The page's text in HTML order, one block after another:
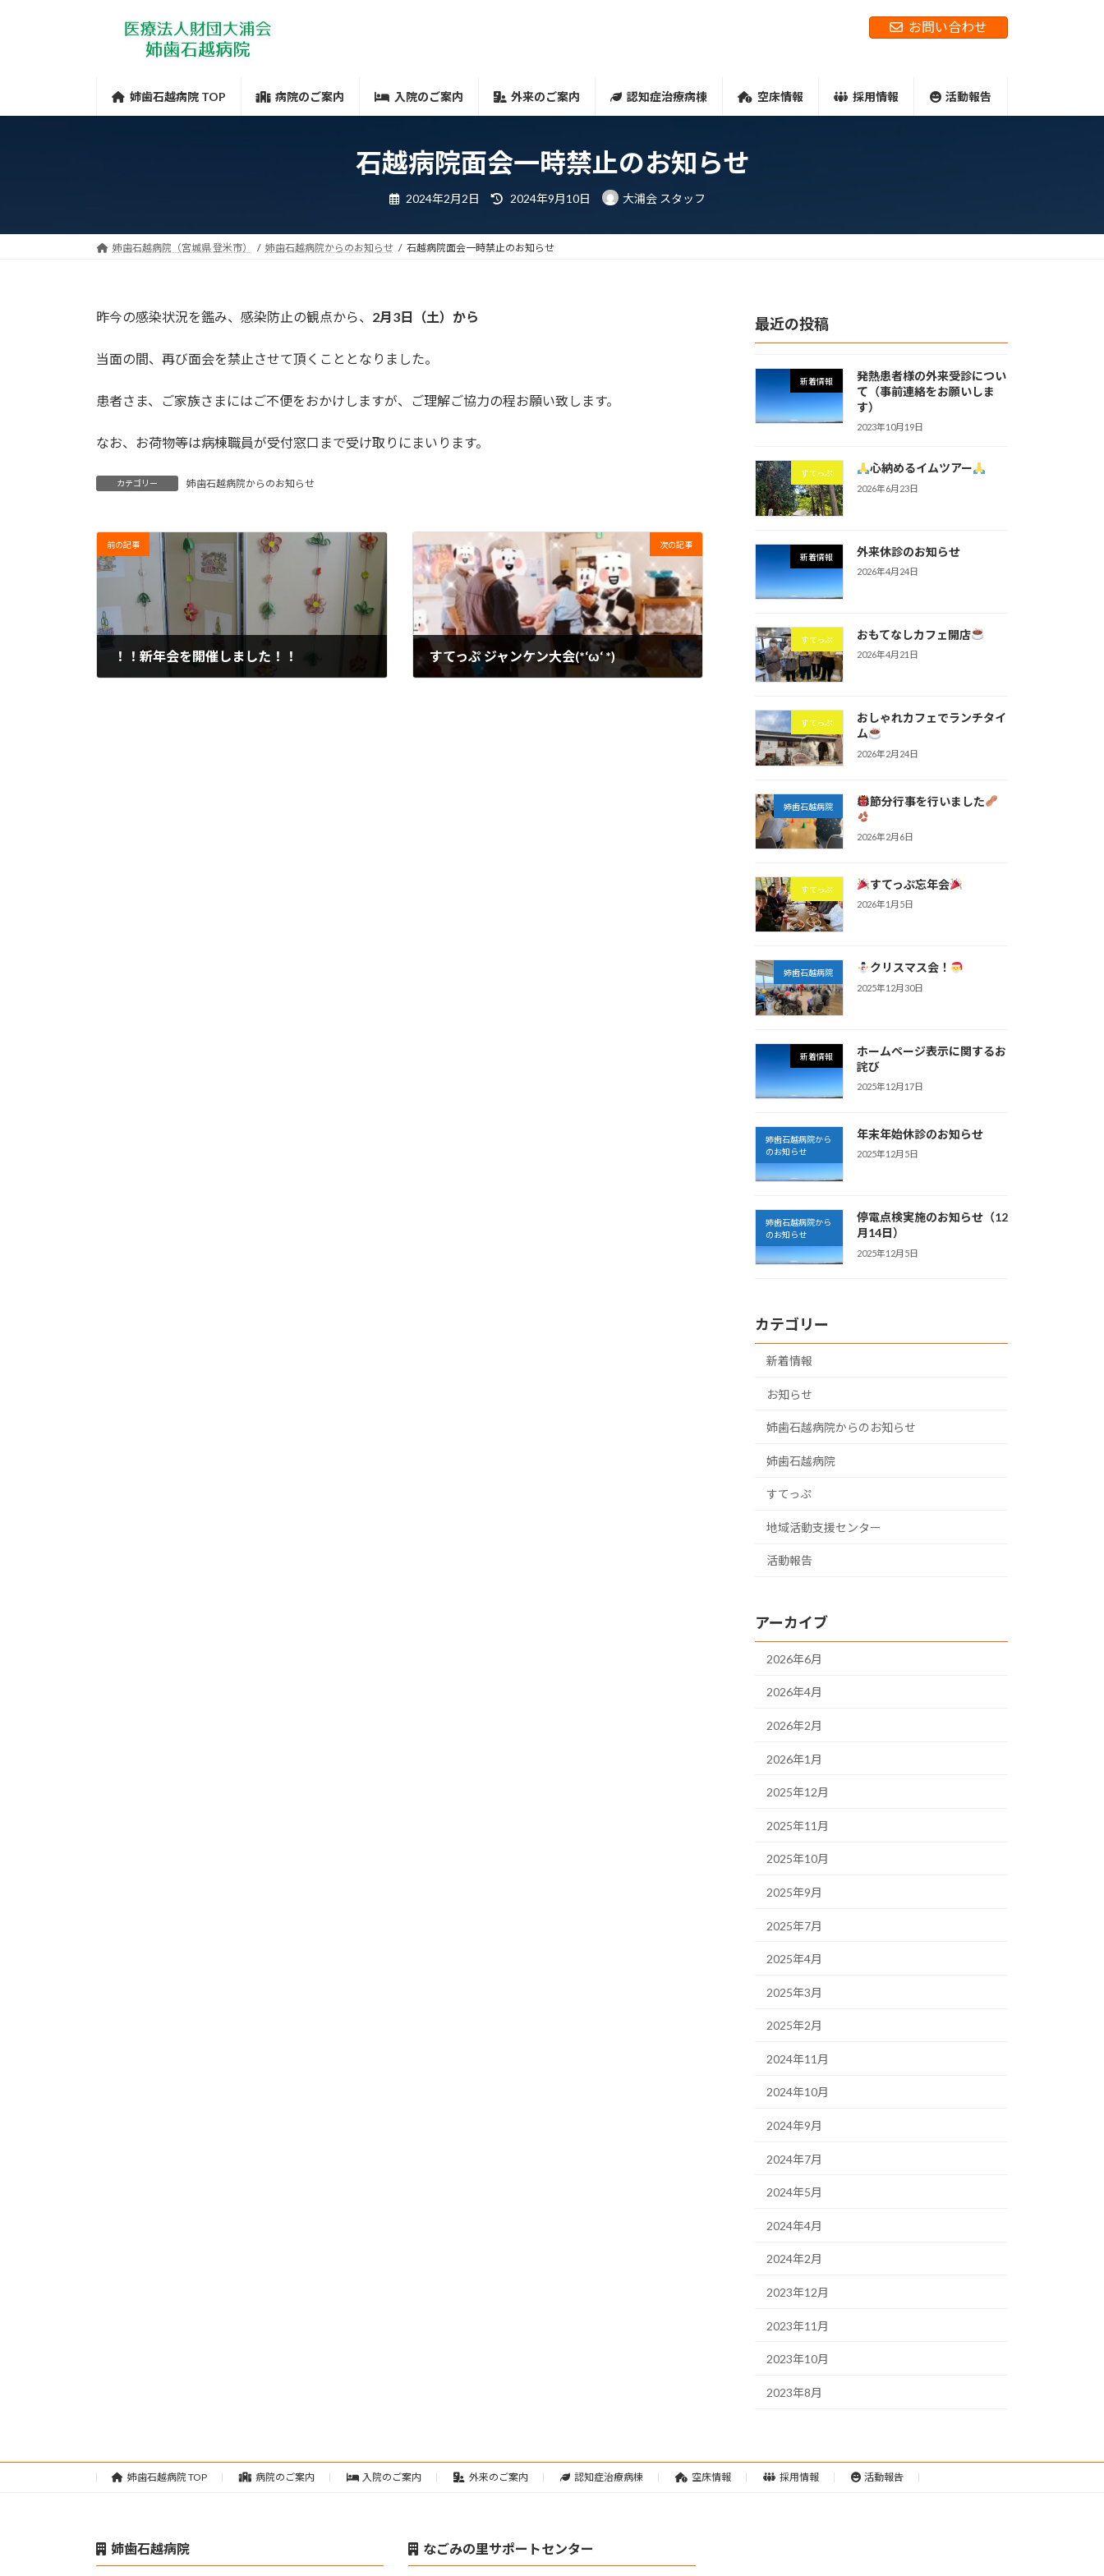
お問い合わせ
姉歯石越病院 TOP 病院のご案内 入院のご案内 外来のご案内 認知症治療病棟 空床情報 採用情報 活動報告
石越病院面会一時禁止のお知らせ
2024年2月2日
最
終
日
時
2024年9月10日 大浦会 スタッフ
姉歯石越病院（宮城県 登米市） 姉歯石越病院からのお知らせ 石越病院面会一時禁止のお知らせ
昨今の感染状況を鑑み、感染防止の観点から、 2月3日（土）から
当面の間、再び面会を禁止させて頂くこととなりました。
患者さま、ご家族さまにはご不便をおかけしますが、ご理解ご協力の程お願い致します。
なお、お荷物等は病棟職員が受付窓口まで受け取りにまいります。
カテゴリー 姉歯石越病院からのお知らせ
前の記事
！！新年会を開催しました！！
次の記事
すてっぷ ジャンケン大会(*‘ω‘ *)
最近の投稿
新着情報
発熱患者様の外来受診につい
て（事前連絡をお願いしま
す）
2023年10月19日
すてっぷ 心納めるイムツアー
2026年6月23日
新着情報 外来休診のお知らせ
2026年4月24日
すてっぷ おもてなしカフェ開店
2026年4月21日
すてっぷ
おしゃれカフェでランチタイ
ム
2026年2月24日
姉歯石越病院 節分行事を行いました
2026年2月6日
すてっぷ すてっぷ忘年会
2026年1月5日
姉歯石越病院 クリスマス会！
2025年12月30日
新着情報
ホームページ表示に関するお
詫び
2025年12月17日
姉歯石越病院から
のお知らせ
年末年始休診のお知らせ
2025年12月5日
姉歯石越病院から
のお知らせ
停電点検実施のお知らせ（12
月14日）
2025年12月5日
カテゴリー
新着情報
お知らせ
姉歯石越病院からのお知らせ
姉歯石越病院
すてっぷ
地域活動支援センター
活動報告
アーカイブ
2026年6月
2026年4月
2026年2月
2026年1月
2025年12月
2025年11月
2025年10月
2025年9月
2025年7月
2025年4月
2025年3月
2025年2月
2024年11月
2024年10月
2024年9月
2024年7月
2024年5月
2024年4月
2024年2月
2023年12月
2023年11月
2023年10月
2023年8月
姉歯石越病院 TOP 病院のご案内 入院のご案内 外来のご案内 認知症治療病棟 空床情報 採用情報 活動報告
姉歯石越病院 なごみの里サポートセンター